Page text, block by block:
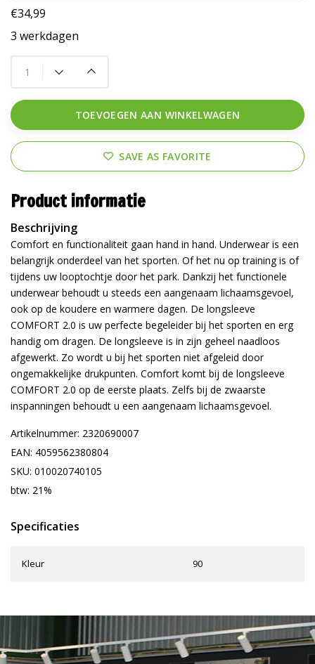
€34,99
3 werkdagen
TOEVOEGEN AAN WINKELWAGEN
SAVE AS FAVORITE
Product informatie
Beschrijving
Comfort en functionaliteit gaan hand in hand. Underwear is een
belangrijk onderdeel van het sporten. Of het nu op training is of
tijdens uw looptochtje door het park. Dankzij het functionele
underwear behoudt u steeds een aangenaam lichaamsgevoel,
ook op de koudere en warmere dagen. De longsleeve
COMFORT 2.0 is uw perfecte begeleider bij het sporten en erg
handig om dragen. De longsleeve is in zijn geheel naadloos
afgewerkt. Zo wordt u bij het sporten niet afgeleid door
ongemakkelijke drukpunten. Comfort komt bij de longsleeve
COMFORT 2.0 op de eerste plaats. Zelfs bij de zwaarste
inspanningen behoudt u een aangenaam lichaamsgevoel.
Artikelnummer: 2320690007
EAN: 4059562380804
SKU: 010020740105
btw: 21%
Specificaties
Kleur 90